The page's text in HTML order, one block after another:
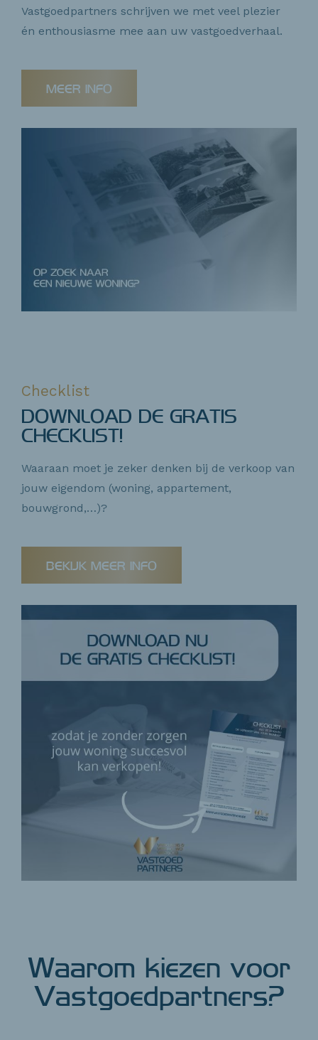
Vastgoedpartners schrijven we met veel plezier
én enthousiasme mee aan uw vastgoedverhaal.
MEER INFO
Checklist
DOWNLOAD DE GRATIS
CHECKLIST!
Waaraan moet je zeker denken bij de verkoop van
jouw eigendom (woning, appartement,
bouwgrond,…)?
BEKIJK MEER INFO
Waarom kiezen voor
Vastgoedpartners?